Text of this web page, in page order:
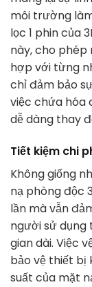
môi trường
lọc 1 phin của
này, cho phép
hợp với từng
chỉ đảm bảo
việc chứa hóa
dễ dàng thay
Tiết kiệm chi
Không giống
nạ phòng độc
lần mà vẫn
người sử
gian dài. Việc
bảo vệ thiết bị
suất của mặt